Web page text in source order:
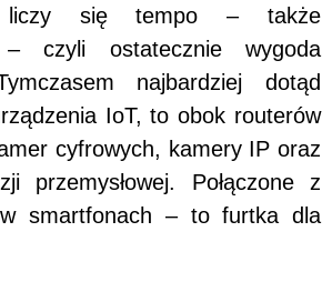
liczy się tempo – także
– czyli ostatecznie wygoda
najbardziej dotąd
IoT, to obok routerów
cyfrowych, kamery IP oraz
przemysłowej. Połączone z
smartfonach – to furtka dla